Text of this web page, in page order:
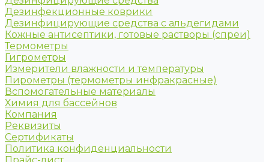
Дезинфекционные коврики
Дезинфицирующие средства с альдегидами
Кожные антисептики, готовые растворы (спреи)
Термометры
Гигрометры
Измерители влажности и температуры
Пирометры (термометры инфракрасные)
Вспомогательные материалы
Химия для бассейнов
Компания
Реквизиты
Сертификаты
Политика конфиденциальности